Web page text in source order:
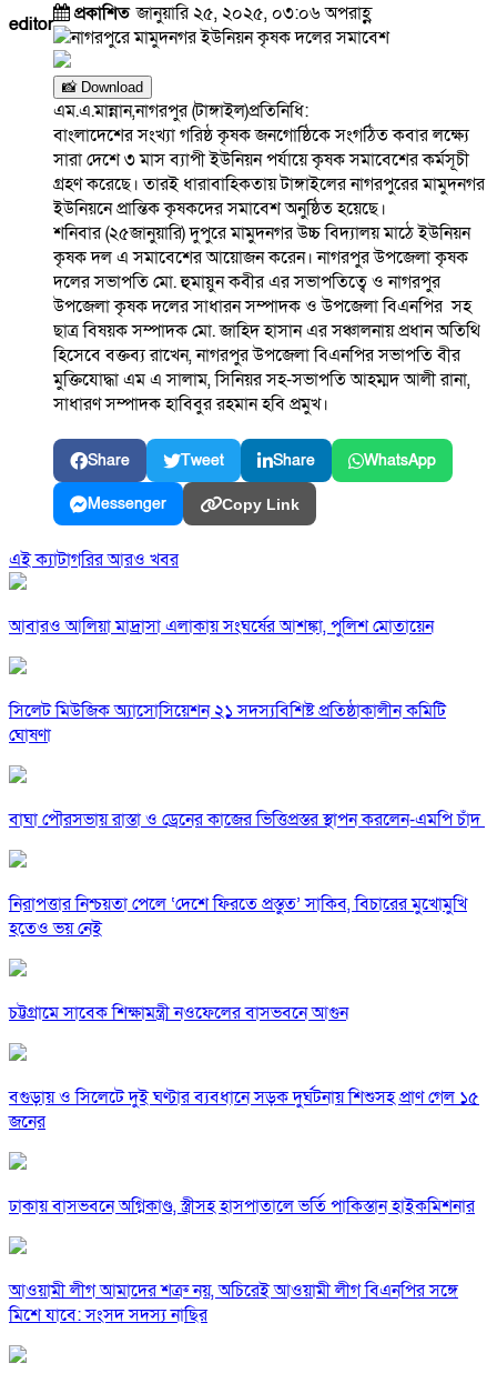
editor প্রকাশিতজানুয়ারি ২৫, ২০২৫, ০৩:০৬ অপরাহ্ণ
📸 Download
এম.এ.মান্নান,নাগরপুর (টাঙ্গাইল)প্রতিনিধি:
বাংলাদেশের সংখ্যা গরিষ্ঠ কৃষক জনগোষ্ঠিকে সংগঠিত কবার লক্ষ্যে
সারা দেশে ৩ মাস ব্যাপী ইউনিয়ন পর্যায়ে কৃষক সমাবেশের কর্মসূচী
গ্রহণ করেছে। তারই ধারাবাহিকতায় টাঙ্গাইলের নাগরপুরের মামুদনগর
ইউনিয়নে প্রান্তিক কৃষকদের সমাবেশ অনুষ্ঠিত হয়েছে।
শনিবার (২৫জানুয়ারি) দুপুরে মামুদনগর উচ্চ বিদ্যালয় মাঠে ইউনিয়ন
কৃষক দল এ সমাবেশের আয়োজন করেন। নাগরপুর উপজেলা কৃষক
দলের সভাপতি মো. হুমায়ুন কবীর এর সভাপতিত্বে ও নাগরপুর
উপজেলা কৃষক দলের সাধারন সম্পাদক ও উপজেলা বিএনপির সহ
ছাত্র বিষয়ক সম্পাদক মো. জাহিদ হাসান এর সঞ্চালনায় প্রধান অতিথি
হিসেবে বক্তব্য রাখেন, নাগরপুর উপজেলা বিএনপির সভাপতি বীর
মুক্তিযোদ্ধা এম এ সালাম, সিনিয়র সহ-সভাপতি আহম্মদ আলী রানা,
সাধারণ সম্পাদক হাবিবুর রহমান হবি প্রমুখ।
Share Tweet Share WhatsApp
Messenger Copy Link
এই ক্যাটাগরির আরও খবর
আবারও আলিয়া মাদ্রাসা এলাকায় সংঘর্ষের আশঙ্কা, পুলিশ মোতায়েন
সিলেট মিউজিক অ্যাসোসিয়েশন ২১ সদস্যবিশিষ্ট প্রতিষ্ঠাকালীন কমিটি
ঘোষণা
বাঘা পৌরসভায় রাস্তা ও ড্রেনের কাজের ভিত্তিপ্রস্তর স্থাপন করলেন-এমপি চাঁদ
নিরাপত্তার নিশ্চয়তা পেলে ‘দেশে ফিরতে প্রস্তুত’ সাকিব, বিচারের মুখোমুখি
হতেও ভয় নেই
চট্টগ্রামে সাবেক শিক্ষামন্ত্রী নওফেলের বাসভবনে আগুন
বগুড়ায় ও সিলেটে দুই ঘণ্টার ব্যবধানে সড়ক দুর্ঘটনায় শিশুসহ প্রাণ গেল ১৫
জনের
ঢাকায় বাসভবনে অগ্নিকাণ্ড, স্ত্রীসহ হাসপাতালে ভর্তি পাকিস্তান হাইকমিশনার
আওয়ামী লীগ আমাদের শত্রু নয়, অচিরেই আওয়ামী লীগ বিএনপির সঙ্গে
মিশে যাবে: সংসদ সদস্য নাছির